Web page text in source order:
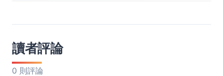
讀者評論
0 則評論